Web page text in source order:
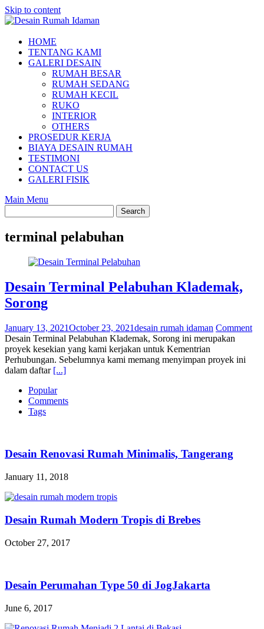
Skip to content
HOME
TENTANG KAMI
GALERI DESAIN
RUMAH BESAR
RUMAH SEDANG
RUMAH KECIL
RUKO
INTERIOR
OTHERS
PROSEDUR KERJA
BIAYA DESAIN RUMAH
TESTIMONI
CONTACT US
GALERI FISIK
Main Menu
terminal pelabuhan
Desain Terminal Pelabuhan Klademak,
Sorong
January 13, 2021October 23, 2021desain rumah idaman Comment
Desain Terminal Pelabuhan Klademak, Sorong ini merupakan
proyek kesekian yang kami kerjakan untuk Kementrian
Perhubungan. Sebelumnya kami memang menyimpan proyek ini
dalam daftar [...]
Popular
Comments
Tags
Desain Renovasi Rumah Minimalis, Tangerang
January 11, 2018
Desain Rumah Modern Tropis di Brebes
October 27, 2017
Desain Perumahan Type 50 di JogJakarta
June 6, 2017